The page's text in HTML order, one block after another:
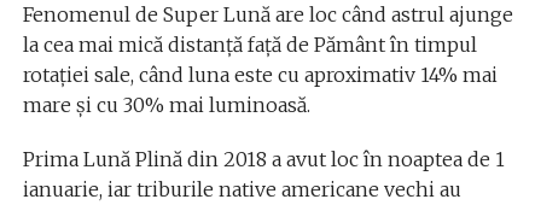
Fenomenul de Super Lună are loc când astrul ajunge
la cea mai mică distanță față de Pământ în timpul
rotației sale, când luna este cu aproximativ 14% mai
mare și cu 30% mai luminoasă.
Prima Lună Plină din 2018 a avut loc în noaptea de 1
ianuarie, iar triburile native americane vechi au